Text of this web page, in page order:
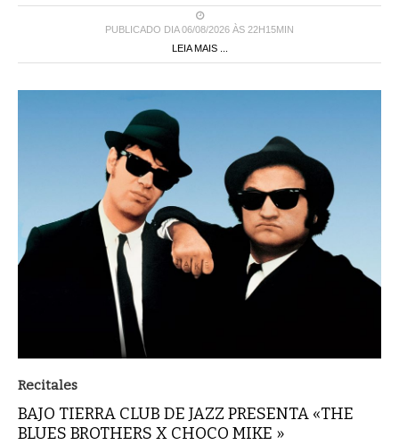
PUBLICADO DIA 06/08/2026 ÀS 22H15MIN
LEIA MAIS ...
Recitales
BAJO TIERRA CLUB DE JAZZ PRESENTA «THE
BLUES BROTHERS X CHOCO MIKE »